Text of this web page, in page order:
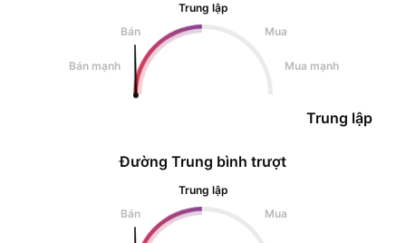
Trung lập
Bán
Mua
Bán mạnh Mua mạnh
Trung lập
Đường Trung bình trượt
Trung lập
Bán
Mua